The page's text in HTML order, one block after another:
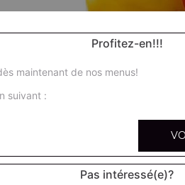
Profitez-en!!!
maintenant de nos menus!
suivant :
Pas intéressé(e)?